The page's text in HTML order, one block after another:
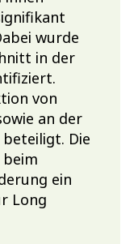
wurde
in der
von
an der
Die
ein
Long